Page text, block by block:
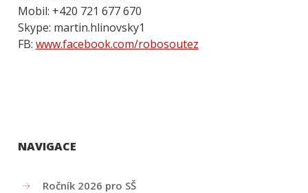
Mobil: +420 721 677 670
Skype: martin.hlinovsky1
FB: www.facebook.com/robosoutez
NAVIGACE
Ročník 2026 pro SŠ